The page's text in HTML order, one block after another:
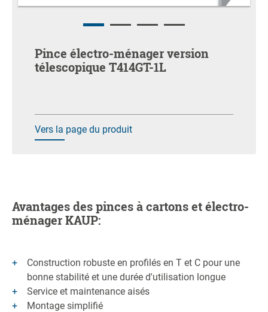
Pince électro-ménager version
télescopique T414GT-1L
Vers la page du produit
Avantages des pinces à cartons et électro-
ménager KAUP:
Construction robuste en profilés en T et C pour une
bonne stabilité et une durée d'utilisation longue
Service et maintenance aisés
Montage simplifié